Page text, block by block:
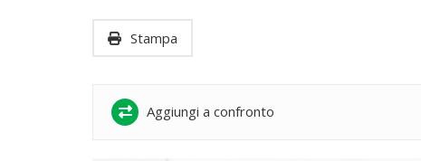
Stampa
Aggiungi a confronto